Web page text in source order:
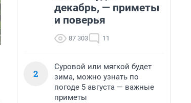
декабрь, — приметы
и поверья
87 303 11
2
Суровой или мягкой будет
зима, можно узнать по
погоде 5 августа — важные
приметы